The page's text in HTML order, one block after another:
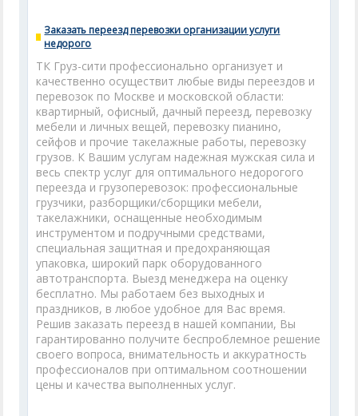
Заказать переезд перевозки организации услуги
недорого
ТК Груз-сити профессионально организует и
качественно осуществит любые виды переездов и
перевозок по Москве и московской области:
квартирный, офисный, дачный переезд, перевозку
мебели и личных вещей, перевозку пианино,
сейфов и прочие такелажные работы, перевозку
грузов. К Вашим услугам надежная мужская сила и
весь спектр услуг для оптимального недорогого
переезда и грузоперевозок: профессиональные
грузчики, разборщики/сборщики мебели,
такелажники, оснащенные необходимым
инструментом и подручными средствами,
специальная защитная и предохраняющая
упаковка, широкий парк оборудованного
автотранспорта. Выезд менеджера на оценку
бесплатно. Мы работаем без выходных и
праздников, в любое удобное для Вас время.
Решив заказать переезд в нашей компании, Вы
гарантированно получите беспроблемное решение
своего вопроса, внимательность и аккуратность
профессионалов при оптимальном соотношении
цены и качества выполненных услуг.